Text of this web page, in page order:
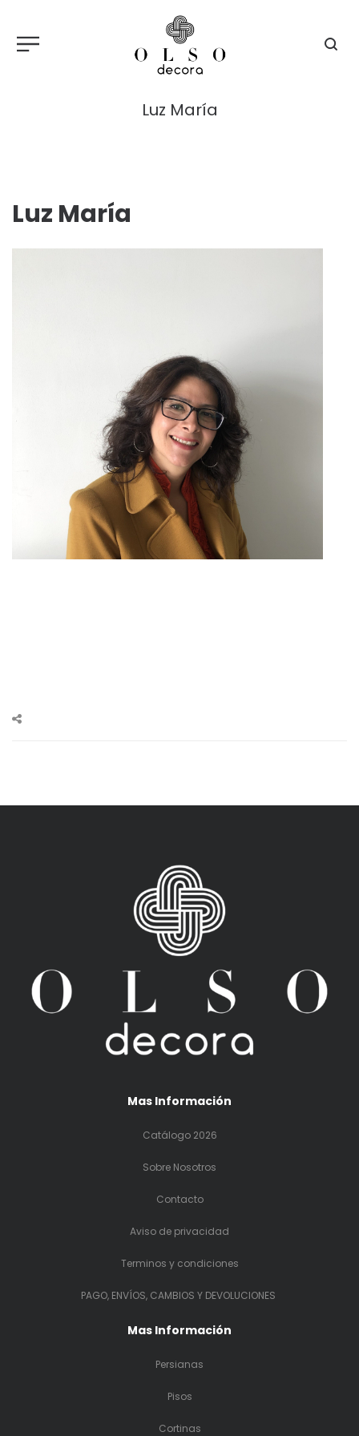
Luz María
Luz María
Mas Información
Catálogo 2026
Sobre Nosotros
Contacto
Aviso de privacidad
Terminos y condiciones
PAGO, ENVÍOS, CAMBIOS Y DEVOLUCIONES
Mas Información
Persianas
Pisos
Cortinas